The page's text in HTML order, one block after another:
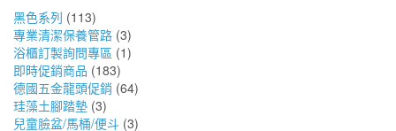
黑色系列 (113)
專業清潔保養管路 (3)
浴櫃訂製詢問專區 (1)
即時促銷商品 (183)
德國五金龍頭促銷 (64)
珪藻土腳踏墊 (3)
兒童臉盆/馬桶/便斗 (3)